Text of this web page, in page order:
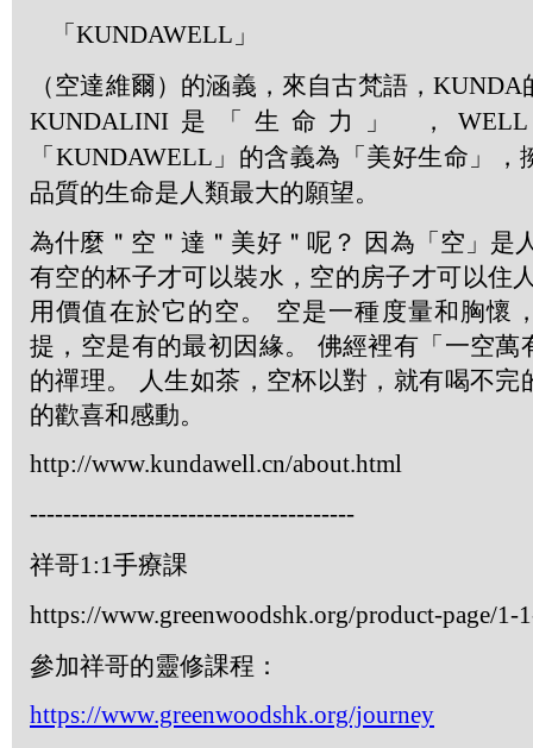
「 KUNDAWELL」
（空達維爾）的涵義，來自古梵語，KUNDA
KUNDALINI 是「生命力」 ， WELL
「 KUNDAWELL 」的含義為「美好生命」
品質的生命是人類最大的願望。
為什麼＂空＂達＂美好＂呢？ 因為「空」是
有空的杯子才可以裝水，空的房子才可以住
用價值在於它的空。 空是一種度量和胸懷
提，空是有的最初因緣。 佛經裡有「一空萬
的禪理。 人生如茶，空杯以對，就有喝不完
的歡喜和感動。
http://www.kundawell.cn/about.html
---------------------------------------
祥哥1:1手療課
https://www.greenwoodshk.org/product-page/1-
參加祥哥的靈修課程：
https://www.greenwoodshk.org/journey